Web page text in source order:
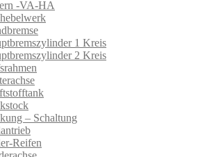
-VA-HA
1 Kreis
2 Kreis
– Schaltung
Reifen